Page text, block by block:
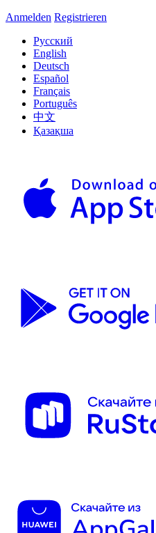
Anmelden Registrieren
Русский
English
Deutsch
Español
Français
Português
中文
Қазақша